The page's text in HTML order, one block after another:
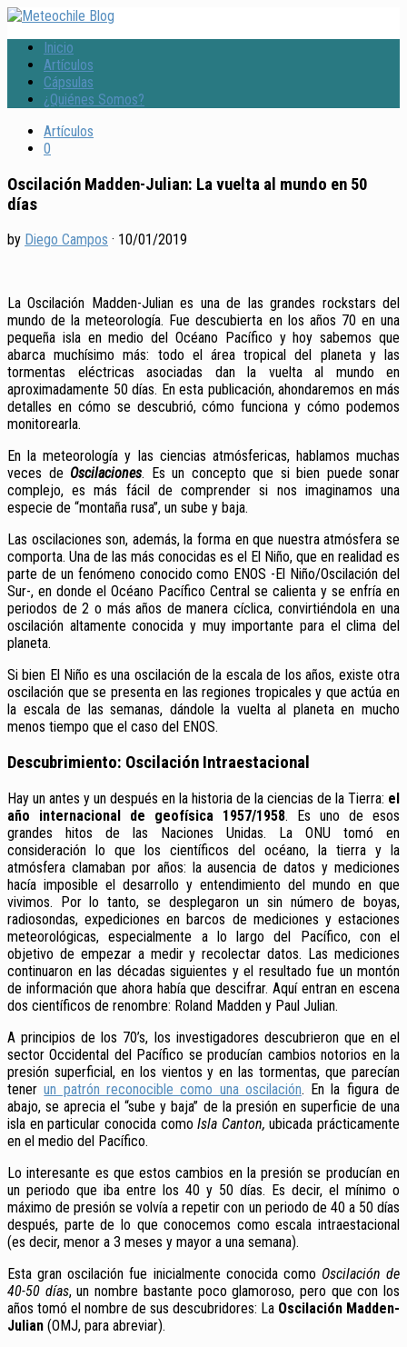
Inicio
Artículos
Cápsulas
¿Quiénes Somos?
Artículos
0
Oscilación Madden-Julian: La vuelta al mundo en 50
días
by Diego Campos · 10/01/2019
La Oscilación Madden-Julian es una de las grandes rockstars del
mundo de la meteorología. Fue descubierta en los años 70 en una
pequeña isla en medio del Océano Pacífico y hoy sabemos que
abarca muchísimo más: todo el área tropical del planeta y las
tormentas eléctricas asociadas dan la vuelta al mundo en
aproximadamente 50 días. En esta publicación, ahondaremos en más
detalles en cómo se descubrió, cómo funciona y cómo podemos
monitorearla.
En la meteorología y las ciencias atmósfericas, hablamos muchas
veces de Oscilaciones. Es un concepto que si bien puede sonar
complejo, es más fácil de comprender si nos imaginamos una
especie de “montaña rusa”, un sube y baja.
Las oscilaciones son, además, la forma en que nuestra atmósfera se
comporta. Una de las más conocidas es el El Niño, que en realidad es
parte de un fenómeno conocido como ENOS -El Niño/Oscilación del
Sur-, en donde el Océano Pacífico Central se calienta y se enfría en
periodos de 2 o más años de manera cíclica, convirtiéndola en una
oscilación altamente conocida y muy importante para el clima del
planeta.
Si bien El Niño es una oscilación de la escala de los años, existe otra
oscilación que se presenta en las regiones tropicales y que actúa en
la escala de las semanas, dándole la vuelta al planeta en mucho
menos tiempo que el caso del ENOS.
Descubrimiento: Oscilación Intraestacional
Hay un antes y un después en la historia de la ciencias de la Tierra: el
año internacional de geofísica 1957/1958. Es uno de esos
grandes hitos de las Naciones Unidas. La ONU tomó en
consideración lo que los científicos del océano, la tierra y la
atmósfera clamaban por años: la ausencia de datos y mediciones
hacía imposible el desarrollo y entendimiento del mundo en que
vivimos. Por lo tanto, se desplegaron un sin número de boyas,
radiosondas, expediciones en barcos de mediciones y estaciones
meteorológicas, especialmente a lo largo del Pacífico, con el
objetivo de empezar a medir y recolectar datos. Las mediciones
continuaron en las décadas siguientes y el resultado fue un montón
de información que ahora había que descifrar. Aquí entran en escena
dos científicos de renombre: Roland Madden y Paul Julian.
A principios de los 70’s, los investigadores descubrieron que en el
sector Occidental del Pacífico se producían cambios notorios en la
presión superficial, en los vientos y en las tormentas, que parecían
tenerun patrón reconocible como una oscilación. En la figura de
abajo, se aprecia el “sube y baja” de la presión en superficie de una
isla en particular conocida comoIsla Canton, ubicada prácticamente
en el medio del Pacífico.
Lo interesante es que estos cambios en la presión se producían en
un periodo que iba entre los 40 y 50 días. Es decir, el mínimo o
máximo de presión se volvía a repetir con un periodo de 40 a 50 días
después, parte de lo que conocemos como escala intraestacional
(es decir, menor a 3 meses y mayor a una semana).
Esta gran oscilación fue inicialmente conocida como Oscilación de
40-50 días, un nombre bastante poco glamoroso, pero que con los
años tomó el nombre de sus descubridores: La Oscilación Madden-
Julian (OMJ, para abreviar).